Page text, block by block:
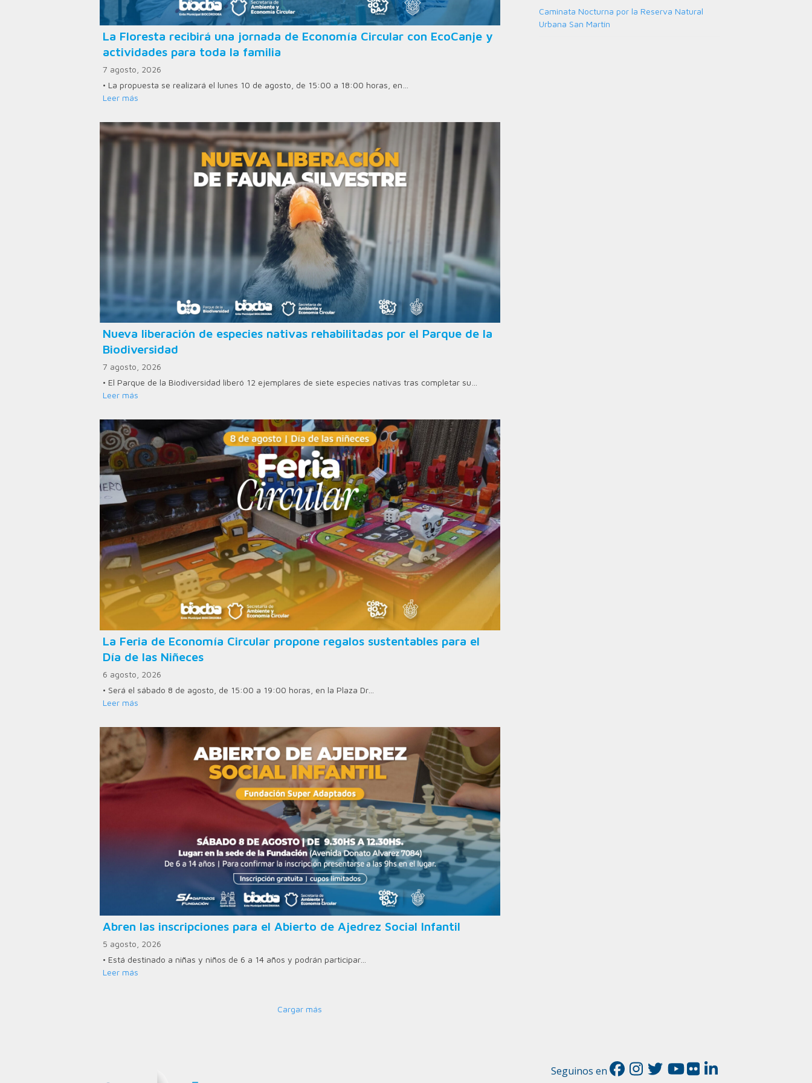
La Floresta recibirá una jornada de Economía Circular con EcoCanje y
actividades para toda la familia
7 agosto, 2026
• La propuesta se realizará el lunes 10 de agosto, de 15:00 a 18:00 horas, en…
Leer más
Nueva liberación de especies nativas rehabilitadas por el Parque de la
Biodiversidad
7 agosto, 2026
• El Parque de la Biodiversidad liberó 12 ejemplares de siete especies nativas tras completar su…
Leer más
La Feria de Economía Circular propone regalos sustentables para el
Día de las Niñeces
6 agosto, 2026
• Será el sábado 8 de agosto, de 15:00 a 19:00 horas, en la Plaza Dr…
Leer más
Abren las inscripciones para el Abierto de Ajedrez Social Infantil
5 agosto, 2026
• Está destinado a niñas y niños de 6 a 14 años y podrán participar…
Leer más
Cargar más
Caminata Nocturna por la Reserva Natural
Urbana San Martín
Seguinos en